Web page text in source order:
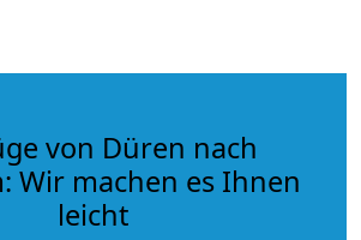
von Düren nach
Wir machen es Ihnen
leicht